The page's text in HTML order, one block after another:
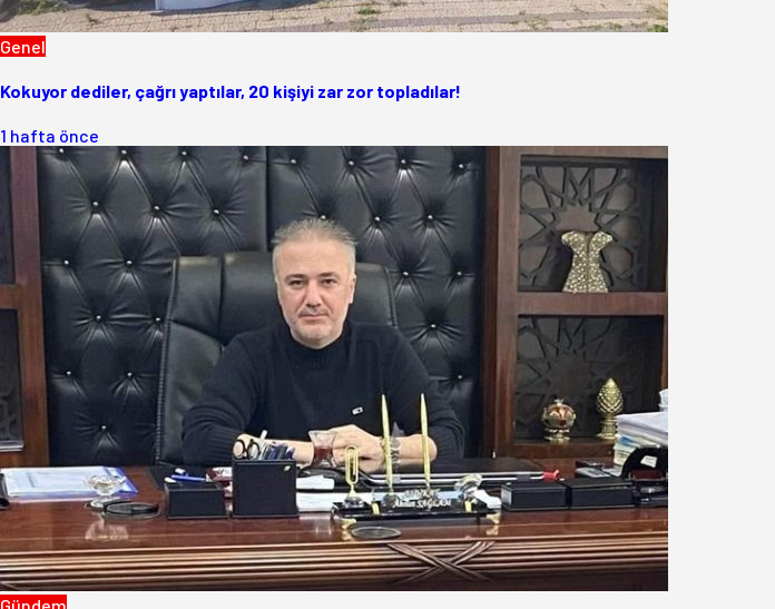
Genel
Kokuyor dediler, çağrı yaptılar, 20 kişiyi zar zor topladılar!
1 hafta önce